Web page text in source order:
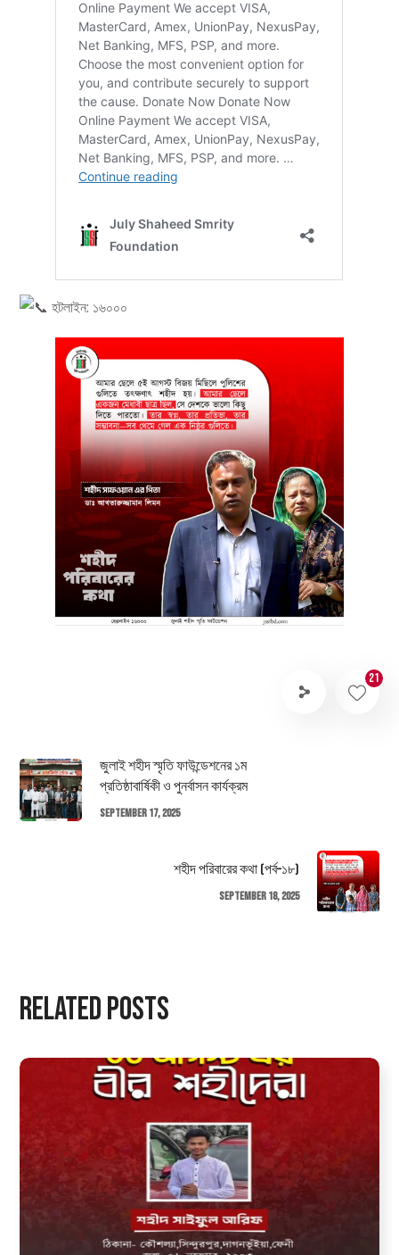
হটলাইন: ১৬০০০
21
জুলাই শহীদ স্মৃতি ফাউন্ডেশনের ১ম
প্রতিষ্ঠাবার্ষিকী ও পুনর্বাসন কার্যক্রম
September 17, 2025
শহীদ পরিবারের কথা (পর্ব–১৮)
September 18, 2025
Related Posts